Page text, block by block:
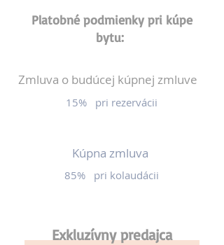
Platobné podmienky pri kúpe
bytu:
Zmluva o budúcej kúpnej zmluve
15% pri rezervácii
Kúpna zmluva
85% pri kolaudácii
Exkluzívny predajca